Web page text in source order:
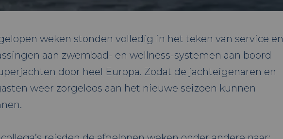
weken stonden volledig in het teken van service en
aan zwembad- en wellness-systemen aan boord
door heel Europa. Zodat de jachteigenaren en
weer zorgeloos aan het nieuwe seizoen kunnen